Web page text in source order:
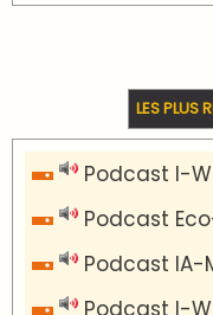
LES PLUS
Podcast I-
Podcast
Podcast IA-
Podcast I-